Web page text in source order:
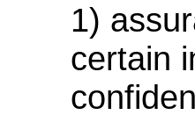
1)
certain